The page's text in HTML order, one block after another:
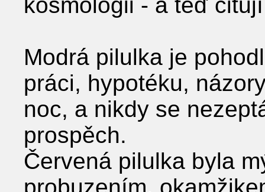
Modrá pilulka je
práci, hypotéku,
noc, a nikdy se
prospěch.
Červená pilulka byla
probuzením,